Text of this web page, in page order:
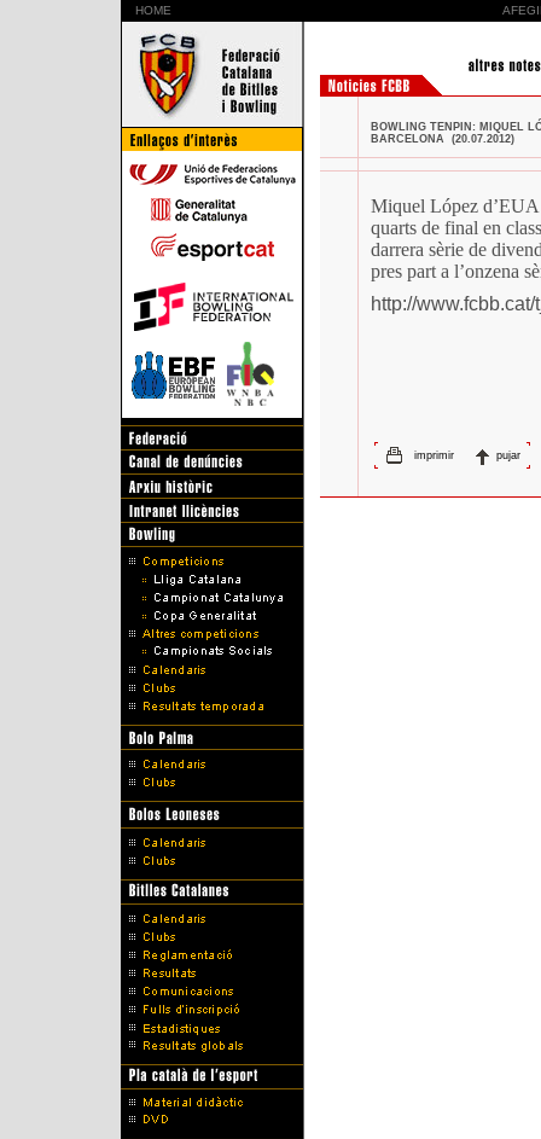
HOME
BOWLING TENPIN: MIQUEL
BARCELONA (20.07.2012)
Miquel López d’EUA
quarts de final en
darrera sèrie de
pres part a l’onzena
http://
imprimir pujar